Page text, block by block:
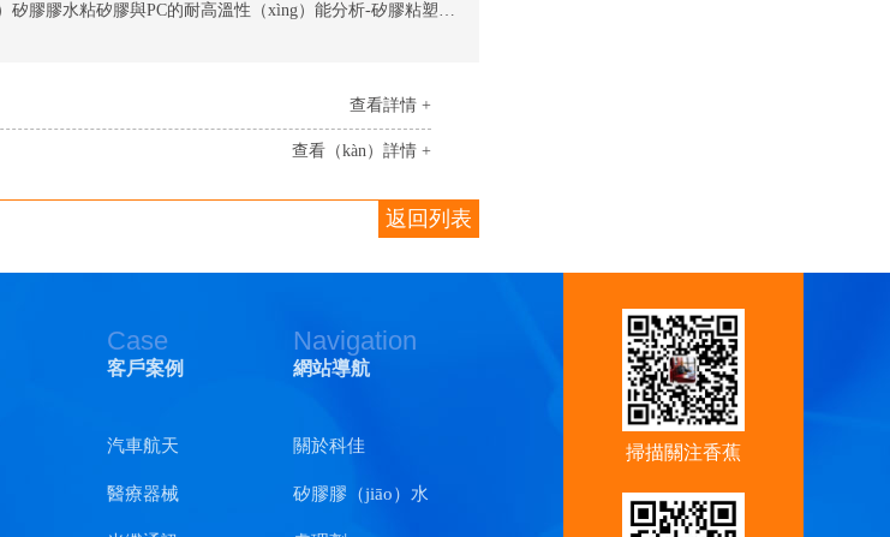
慢幹（gàn）矽膠膠水粘矽膠與PC的耐高溫性（xìng）能分析-矽膠粘塑料膠水
查看詳情 +
查看（kàn）詳情 +
返回列表
Case
客戶案例
汽車航天
醫療器械
Navigation
網站導航
關於科佳
矽膠膠（jiāo）水
掃描關注香蕉
视频官